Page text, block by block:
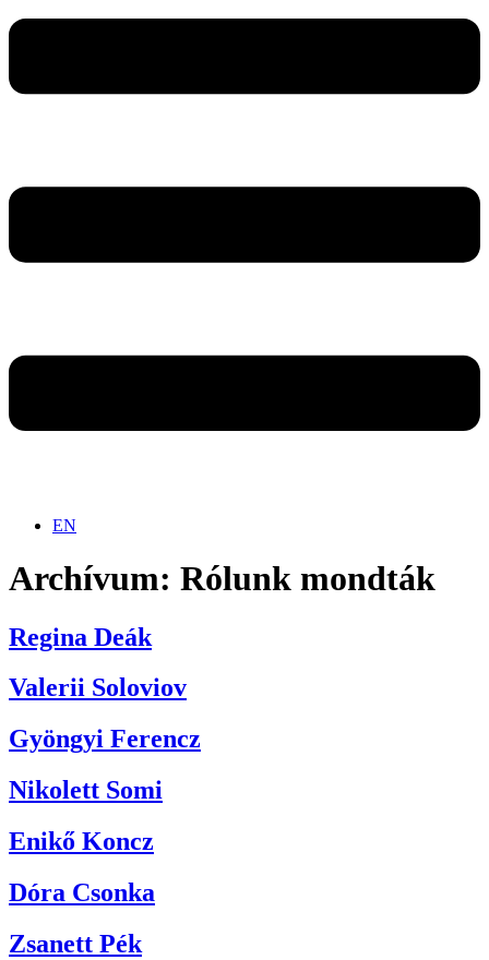
EN
Archívum: Rólunk mondták
Regina Deák
Valerii Soloviov
Gyöngyi Ferencz
Nikolett Somi
Enikő Koncz
Dóra Csonka
Zsanett Pék